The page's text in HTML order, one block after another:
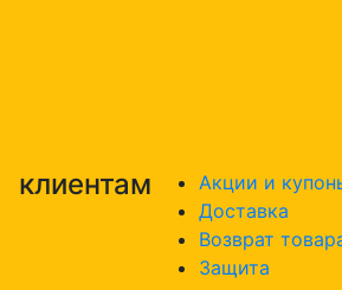
клиентам
Акции и
Доставка
Возврат
Защита